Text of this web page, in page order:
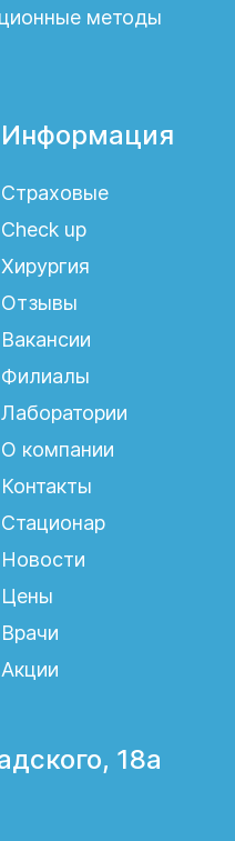
методы
Информация
Страховые
Check up
Хирургия
Отзывы
Вакансии
Филиалы
Лаборатории
О компании
Контакты
Стационар
Новости
Цены
Врачи
Акции
18а